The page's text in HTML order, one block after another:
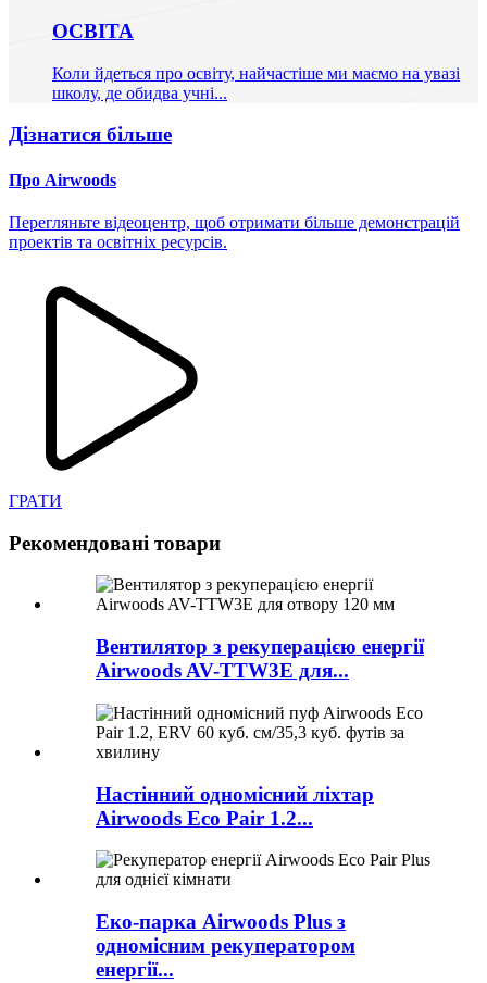
ОСВІТА
Коли йдеться про освіту, найчастіше ми маємо на увазі
школу, де обидва учні...
Дізнатися більше
Про Airwoods
Перегляньте відеоцентр, щоб отримати більше демонстрацій
проектів та освітніх ресурсів.
ГРАТИ
Рекомендовані товари
Вентилятор з рекуперацією енергії
Airwoods AV-TTW3E для...
Настінний одномісний ліхтар
Airwoods Eco Pair 1.2...
Еко-парка Airwoods Plus з
одномісним рекуператором
енергії...